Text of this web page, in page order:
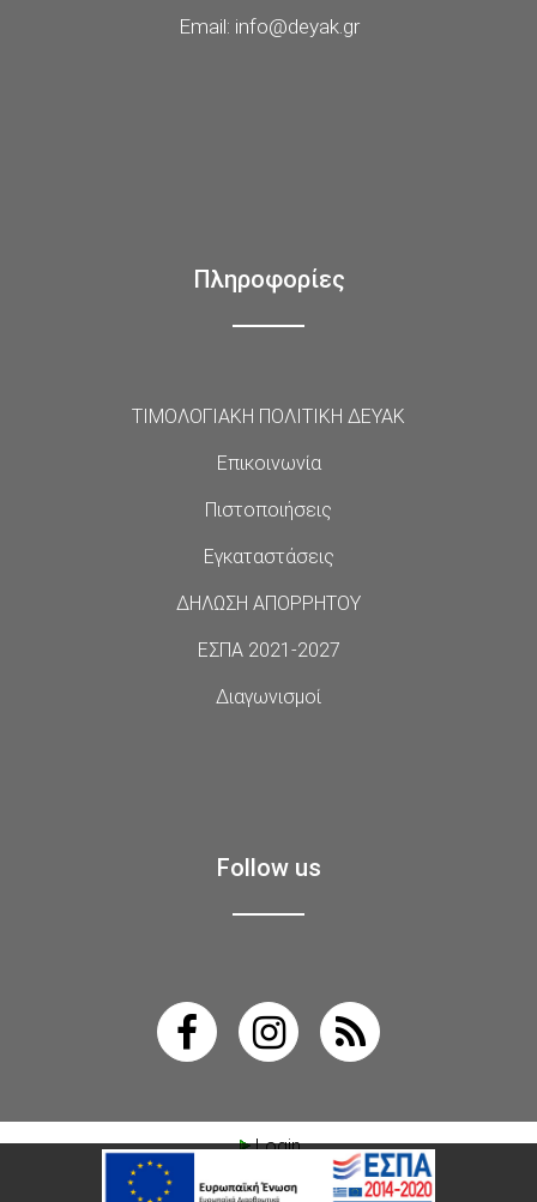
Email: info@deyak.gr
Πληροφορίες
ΤΙΜΟΛΟΓΙΑΚΗ ΠΟΛΙΤΙΚΗ ΔΕΥΑΚ
Επικοινωνία
Πιστοποιήσεις
Εγκαταστάσεις
ΔΗΛΩΣΗ ΑΠΟΡΡΗΤΟΥ
ΕΣΠΑ 2021-2027
Διαγωνισμοί
Follow us
Login
active³ 5.4 ·© Ultravision Όροι χρήσης